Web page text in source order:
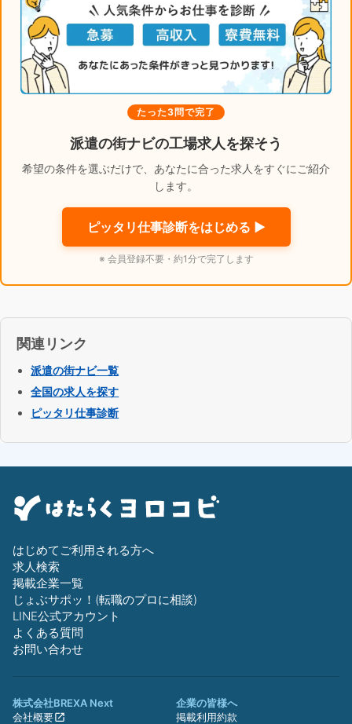
たった3問で完了
派遣の街ナビの工場求人を探そう
希望の条件を選ぶだけで、あなたに合った求人をすぐにご紹介
します。
ピッタリ仕事診断をはじめる ▶
※ 会員登録不要・約1分で完了します
関連リンク
派遣の街ナビ一覧
全国の求人を探す
ピッタリ仕事診断
はじめてご利用される方へ
求人検索
掲載企業一覧
じょぶサポッ！(転職のプロに相談)
LINE公式アカウント
よくある質問
お問い合わせ
株式会社BREXA Next
会社概要
企業の皆様へ
掲載利用約款